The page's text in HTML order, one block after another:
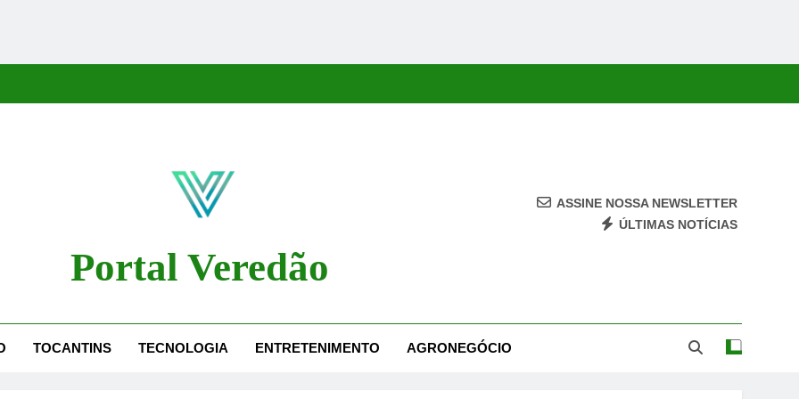
Portal Veredão
ASSINE NOSSA NEWSLETTER
ÚLTIMAS NOTÍCIAS
TOCANTINS TECNOLOGIA ENTRETENIMENTO AGRONEGÓCIO